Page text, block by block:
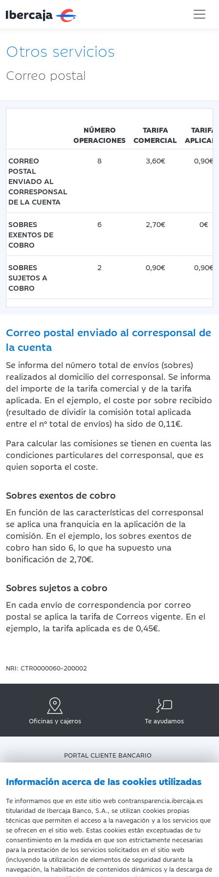
Información acerca de las cookies utilizadas
Te informamos que en este sitio web contransparencia.ibercaja.es
titularidad de Ibercaja Banco, S.A., se utilizan cookies propias
técnicas que permiten el acceso a la navegación y a los servicios que
se ofrecen en el sitio web. Estas cookies están exceptuadas de tu
consentimiento en la medida en que son estrictamente necesarias
para la prestación de los servicios solicitados en el sitio web
(incluyendo la utilización de elementos de seguridad durante la
navegación, la habilitación de contenidos dinámicos y la descarga de
Otros servicios
Correo postal
NÚMERO
OPERACIONES
TARIFA
COMERCIAL
TARIFA
CORREO
POSTAL
ENVIADO AL
CORRESPONSAL
DE LA CUENTA
8 3,60€ 0,90€
SOBRES
EXENTOS DE
COBRO
6 2,70€ 0€
SOBRES
SUJETOS A
COBRO
2 0,90€ 0,90€
Correo postal enviado al corresponsal de
la cuenta
Se informa del número total de envíos (sobres)
realizados al domicilio del corresponsal. Se informa
del importe de la tarifa comercial y de la tarifa
aplicada. En el ejemplo, el coste por sobre recibido
(resultado de dividir la comisión total aplicada
entre el nº total de envíos) ha sido de 0,11€.
Para calcular las comisiones se tienen en cuenta las
condiciones particulares del corresponsal, que es
quien soporta el coste.
Sobres exentos de cobro
En función de las características del corresponsal
se aplica una franquicia en la aplicación de la
comisión. En el ejemplo, los sobres exentos de
cobro han sido 6, lo que ha supuesto una
bonificación de 2,70€.
Sobres sujetos a cobro
En cada envío de correspondencia por correo
postal se aplica la tarifa de Correos vigente. En el
ejemplo, la tarifa aplicada es de 0,45€.
NRI: CTR0000060-200002
Oficinas y cajeros Te ayudamos
PORTAL CLIENTE BANCARIO
AVISO LEGAL
©Ibercaja Banco, S.A. - IBERCAJA - NIF. A-99319030 R.M. de
Zaragoza (T.3865. F.1. H.Z.-52186, Inscripc.1º)
Entidad de Crédito inscrita en el Registro Especial del Banco de
España con el código 2085.